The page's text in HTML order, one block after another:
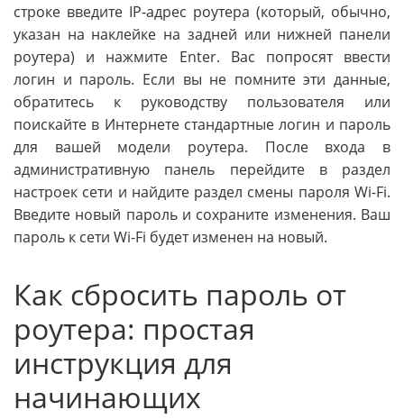
строке введите IP-адрес роутера (который, обычно,
указан на наклейке на задней или нижней панели
роутера) и нажмите Enter. Вас попросят ввести
логин и пароль. Если вы не помните эти данные,
обратитесь к руководству пользователя или
поискайте в Интернете стандартные логин и пароль
для вашей модели роутера. После входа в
административную панель перейдите в раздел
настроек сети и найдите раздел смены пароля Wi-Fi.
Введите новый пароль и сохраните изменения. Ваш
пароль к сети Wi-Fi будет изменен на новый.
Как сбросить пароль от
роутера: простая
инструкция для
начинающих